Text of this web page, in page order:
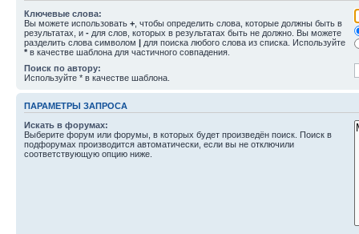
Ключевые слова:
Вы можете использовать + , чтобы определить слова, которые должны быть в
результатах, и - для слов, которых в результатах быть не должно. Вы можете
разделить слова символом | для поиска любого слова из списка. Используйте
* в качестве шаблона для частичного совпадения.
Поиск по автору:
Используйте * в качестве шаблона.
ПАРАМЕТРЫ ЗАПРОСА
Искать в форумах:
Выберите форум или форумы, в которых будет произведён поиск. Поиск в
подфорумах производится автоматически, если вы не отключили
соответствующую опцию ниже.